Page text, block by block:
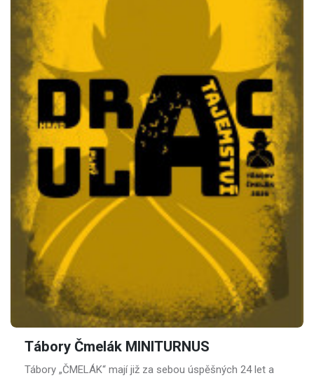
Tábory Čmelák MINITURNUS
Tábory „ČMELÁK“ mají již za sebou úspěšných 24 let a